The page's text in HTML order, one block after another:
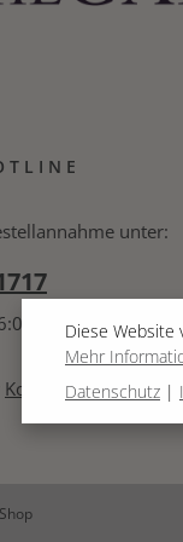
Königshauses, JUB
unter:
Uhr
Kontaktformular .
Diese Website
Mehr
Datenschutz |